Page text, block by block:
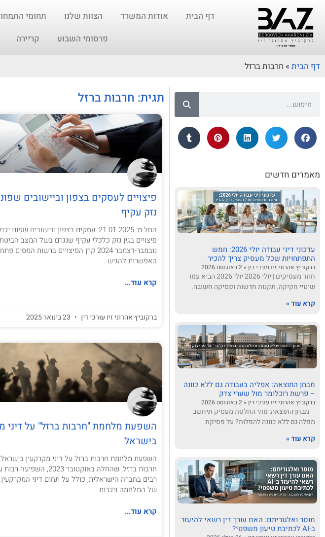
דף הבית אודות המשרד הצוות שלנו תחומי
פרסומי השבוע
קריירה
דף הבית » חרבות ברזל
מאמרים חדשים
עדכוני דיני עבודה יולי 2026: חמש
התפתחויות שכל מעסיק צריך להכיר
ברקוביץ אהרוני זיו עורכי דין
חוזר מעסיקים | יולי 2026 יולי 2026 הביא עמו
שינויי חקיקה, תקנות חדשות ופסיקה חשובה.
קרא עוד »
מבחן התוצאה: אפליה בעבודה גם ללא כוונה
– פרשת רוכלומר מול שערי צדק
ברקוביץ אהרוני זיו עורכי דין
מבחן התוצאה: מתי החלטת מעסיק תיחשב
מפלה גם ללא כוונה להפלות? על פסיקת
קרא עוד »
מוסר ואלגוריתם: האם עורך דין רשאי להיעזר
ב-AI לכתיבת טיעון משפטי?
תגית: חרבות ברזל
פיצויים לעסקים בצפון וביישובים
נזק עקיף
החל מ: 21.01.2025: עסקים בצפון ובישובים
פיצויים בגין נזק כלכלי עקיף שנגרם בשל המצב
נובמבר-דצמבר 2024 קרן הפיצויים ברשות
האפשרות להגיש
קרא עוד...
ברקוביץ אהרוני זיו עורכי דין
השפעת מלחמת "חרבות ברזל" על דיני
בישראל
השפעת מלחמת חרבות ברזל על דיני מקרקעין
חרבות ברזל, שהחלה באוקטובר 2023,
רבים בחברה הישראלית, כולל על תחום דיני
של המלחמה ניכרות
קרא עוד...